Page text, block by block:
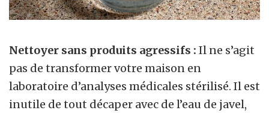
Nettoyer sans produits agressifs : Il ne s’agit
pas de transformer votre maison en
laboratoire d’analyses médicales stérilisé. Il est
inutile de tout décaper avec de l’eau de javel,